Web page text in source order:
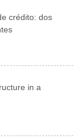
crédito: dos
in a